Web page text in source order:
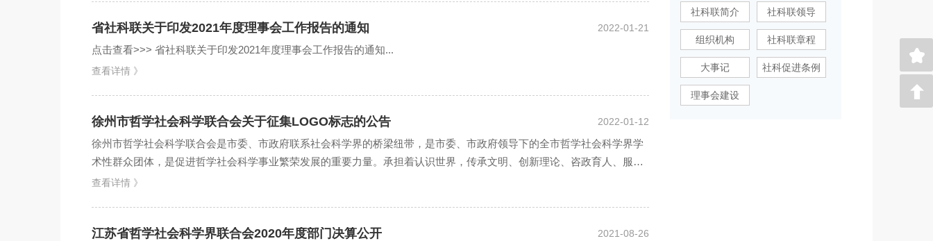
2022-01-21
省社科联关于印发2021年度理事会工作报告的通知
点击查看>>> 省社科联关于印发2021年度理事会工作报告的通知...
查看详情 》
2022-01-12
徐州市哲学社会科学联合会关于征集LOGO标志的公告
徐州市哲学社会科学联合会是市委、市政府联系社会科学界的桥梁纽带，是市委、市政府领导下的全市哲学社会科学界学
术性群众团体，是促进哲学社会科学事业繁荣发展的重要力量。承担着认识世界，传承文明、创新理论、咨政育人、服务
社会的功能作用。为进一步提...
查看详情 》
2021-08-26
江苏省哲学社会科学界联合会2020年度部门决算公开
社科联简介 社科联领导
组织机构 社科联章程
大事记 社科促进条例
理事会建设